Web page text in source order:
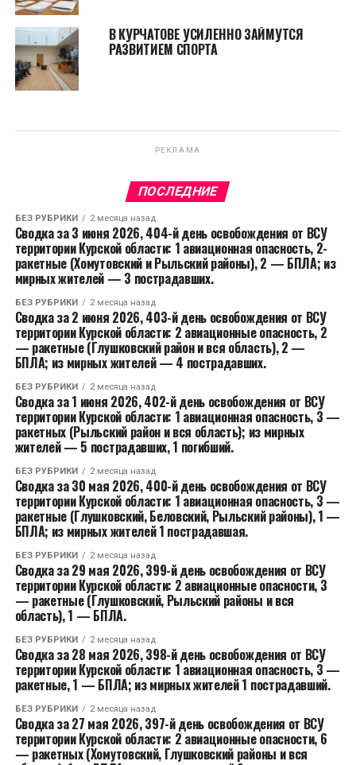
В КУРЧАТОВЕ УСИЛЕННО ЗАЙМУТСЯ
РАЗВИТИЕМ СПОРТА
РЕКЛАМА
ПОСЛЕДНИЕ
БЕЗ РУБРИКИ 2 месяца назад
Сводка за 3 июня 2026, 404-й день освобождения от ВСУ
территории Курской области: 1 авиационная опасность, 2-
ракетные (Хомутовский и Рыльский районы), 2 — БПЛА; из
мирных жителей — 3 пострадавших.
БЕЗ РУБРИКИ 2 месяца назад
Сводка за 2 июня 2026, 403-й день освобождения от ВСУ
территории Курской области: 2 авиационные опасность, 2
— ракетные (Глушковский район и вся область), 2 —
БПЛА; из мирных жителей — 4 пострадавших.
БЕЗ РУБРИКИ 2 месяца назад
Сводка за 1 июня 2026, 402-й день освобождения от ВСУ
территории Курской области: 1 авиационная опасность, 3 —
ракетных (Рыльский район и вся область); из мирных
жителей — 5 пострадавших, 1 погибший.
БЕЗ РУБРИКИ 2 месяца назад
Сводка за 30 мая 2026, 400-й день освобождения от ВСУ
территории Курской области: 1 авиационная опасность, 3 —
ракетные (Глушковский, Беловский, Рыльский районы), 1 —
БПЛА; из мирных жителей 1 пострадавшая.
БЕЗ РУБРИКИ 2 месяца назад
Сводка за 29 мая 2026, 399-й день освобождения от ВСУ
территории Курской области: 2 авиационные опасности, 3
— ракетные (Глушковский, Рыльский районы и вся
область), 1 — БПЛА.
БЕЗ РУБРИКИ 2 месяца назад
Сводка за 28 мая 2026, 398-й день освобождения от ВСУ
территории Курской области: 1 авиационная опасность, 3 —
ракетные, 1 — БПЛА; из мирных жителей 1 пострадавший.
БЕЗ РУБРИКИ 2 месяца назад
Сводка за 27 мая 2026, 397-й день освобождения от ВСУ
территории Курской области: 2 авиационные опасности, 6
— ракетных (Хомутовский, Глушковский районы и вся